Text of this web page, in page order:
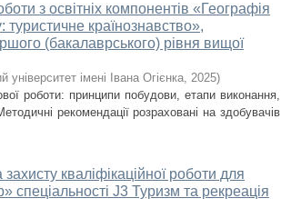
з освітніх компонентів «Географія
країнознавство»,
(бакалаврського) рівня вищої
імені Івана Огієнка, 2025)
роботи: принципи побудови, етапи виконання,
рекомендації розраховані на здобувачів
кваліфікаційної роботи для
спеціальності J3 Туризм та рекреація